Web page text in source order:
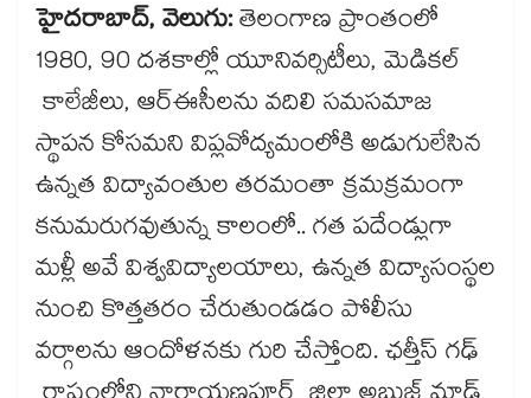
హైదరాబాద్, వెలుగు:తెలంగాణ ప్రాంతంలో
1980, 90 దశకాల్లో యూనివర్సిటీలు, మెడికల్
కాలేజీలు, ఆర్ఈసీలను వదిలి సమసమాజ
స్థాపన కోసమని విప్లవోద్యమంలోకి అడుగులేసిన
ఉన్నత విద్యావంతుల తరమంతా క్రమక్రమంగా
కనుమరుగవుతున్న కాలంలో.. గత పదేండ్లుగా
మళ్లీ అవే విశ్వవిద్యాలయాలు, ఉన్నత విద్యాసంస్థల
నుంచి కొత్తతరం చేరుతుండడం పోలీసు
వర్గాలను ఆందోళనకు గురి చేస్తోంది. ఛత్తీస్ గఢ్